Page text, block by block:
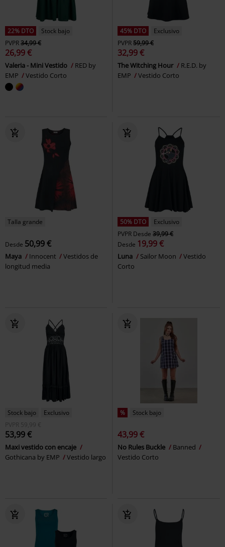
22% DTO
Stock bajo
PVPR34,99 €
26,99 €
Valeria - Mini Vestido
RED by
EMP
Vestido Corto
45% DTO
Exclusivo
PVPR59,99 €
32,99 €
The Witching Hour
R.E.D. by
EMP
Vestido Corto
Talla grande
Desde 50,99 €
Maya Innocent
Vestidos de
longitud media
50% DTO
Exclusivo
PVPR Desde 39,99 €
Desde 19,99 €
Luna Sailor Moon
Vestido
Corto
Stock bajo
Exclusivo
PVPR
59,99 €
53,99 €
Maxi vestido con encaje
Gothicana by EMP
Vestido largo
% Stock bajo
43,99 €
No Rules Buckle
Banned
Vestido Corto